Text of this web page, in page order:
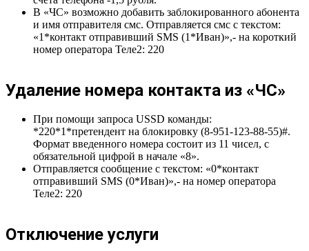
В «ЧС» возможно добавить заблокированного абонента
и имя отправителя смс. Отправляется смс с текстом:
«1*контакт отправивший SMS (1*Иван)»,- на короткий
номер оператора Теле2: 220
Удаление номера контакта из «ЧС»
При помощи запроса USSD команды:
*220*1*претендент на блокировку (8-951-123-88-55)#.
Формат введенного номера состоит из 11 чисел, с
обязательной цифрой в начале «8».
Отправляется сообщение с текстом: «0*контакт
отправивший SMS (0*Иван)»,- на номер оператора
Теле2: 220
Отключение услуги